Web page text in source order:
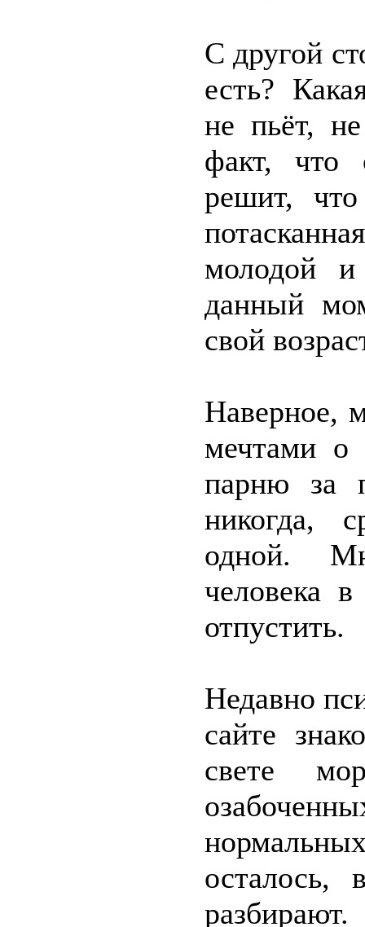
С другой
есть?
не пьёт,
факт, что
решит,
молодой и
данный
свой
Наверное,
мечтами о
парню за
никогда,
одной.
человека
отпустить.
Недавно
сайте
свете
осталось,